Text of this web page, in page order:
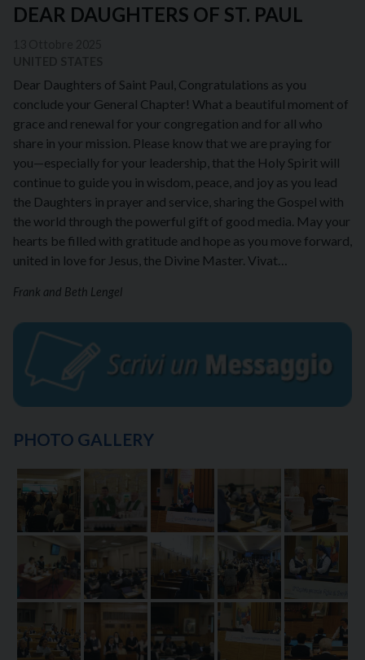
DEAR DAUGHTERS OF ST. PAUL
Dear Daughters of Saint Paul, Congratulations as you
conclude your General Chapter! What a beautiful moment of
grace and renewal for your congregation and for all who
share in your mission. Please know that we are praying for
you—especially for your leadership, that the Holy Spirit will
continue to guide you in wisdom, peace, and joy as you lead
the Daughters in prayer and service, sharing the Gospel with
the world through the powerful gift of good media. May your
hearts be filled with gratitude and hope as you move forward,
united in love for Jesus, the Divine Master. Vivat…
Frank and Beth Lengel
PHOTO GALLERY